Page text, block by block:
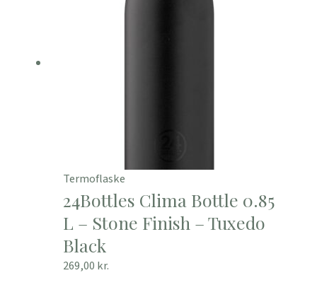
Termoflaske
24Bottles Clima Bottle 0.85
L – Stone Finish – Tuxedo
Black
269,00 kr.